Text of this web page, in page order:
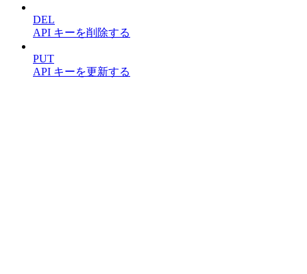
DEL
API キーを削除する
PUT
API キーを更新する